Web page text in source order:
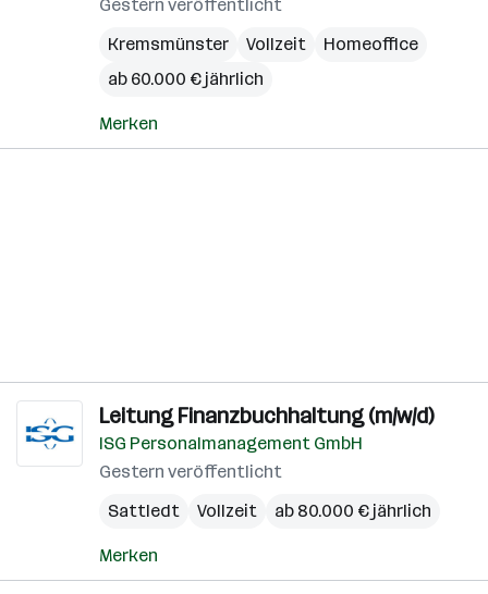
Gestern veröffentlicht
Kremsmünster
Vollzeit
Homeoffice
ab 60.000 € jährlich
Merken
Leitung Finanzbuchhaltung (m/w/d)
ISG Personalmanagement GmbH
Gestern veröffentlicht
Sattledt
Vollzeit ab 80.000 € jährlich
Merken